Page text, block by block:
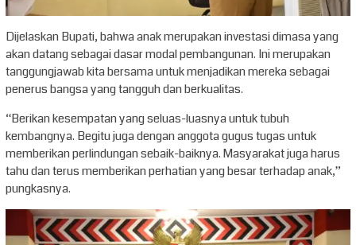
Dijelaskan Bupati, bahwa anak merupakan investasi dimasa yang
akan datang sebagai dasar modal pembangunan. Ini merupakan
tanggungjawab kita bersama untuk menjadikan mereka sebagai
penerus bangsa yang tangguh dan berkualitas.
“Berikan kesempatan yang seluas-luasnya untuk tubuh
kembangnya. Begitu juga dengan anggota gugus tugas untuk
memberikan perlindungan sebaik-baiknya. Masyarakat juga harus
tahu dan terus memberikan perhatian yang besar terhadap anak,”
pungkasnya.